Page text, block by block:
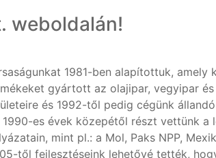
weboldalán!
1981-ben alapítottuk,
gyártott az olajipar, vegyipar
és 1992-től pedig cégünk
1990-es évek közepétől részt vettünk
mint pl.: a Mol, Paks NPP,
től fejlesztéseink lehetővé tették,